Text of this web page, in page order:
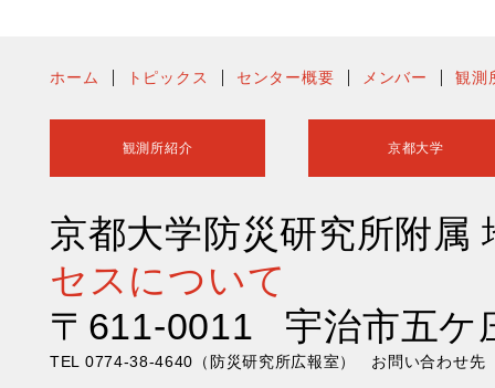
ホーム トピックス センター概要 メンバー 観測
観測所紹介 京都大学
京都大学防災研究所附
セスについて
〒611-0011 宇治市五ケ
TEL 0774-38-4640（防災研究所広報室） お問い合わせ先